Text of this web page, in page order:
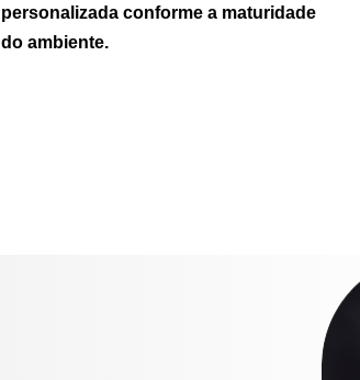
personalizada conforme a maturidade
do ambiente.